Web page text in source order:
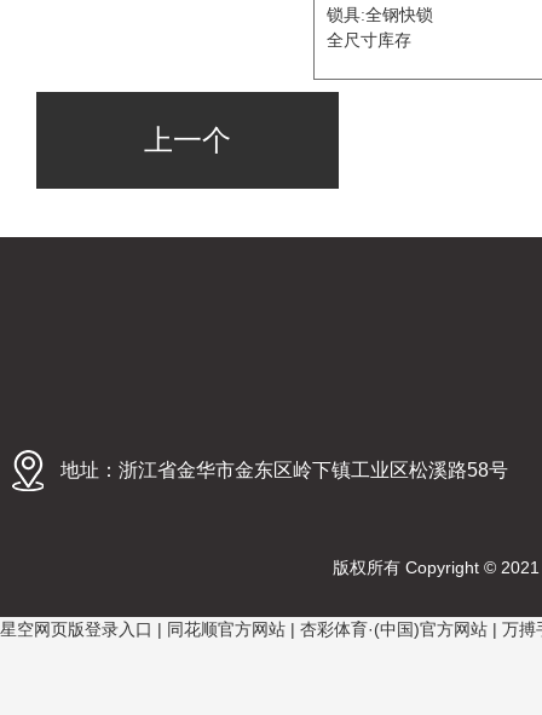
锁具:全钢快锁
全尺寸库存
上一个
地址：浙江省金华市金东区岭下镇工业区松溪路58号
版权所有 Copyright ©
星空网页版登录入口 | 同花顺官方网站 | 杏彩体育·(中国)官方网站 | 万搏